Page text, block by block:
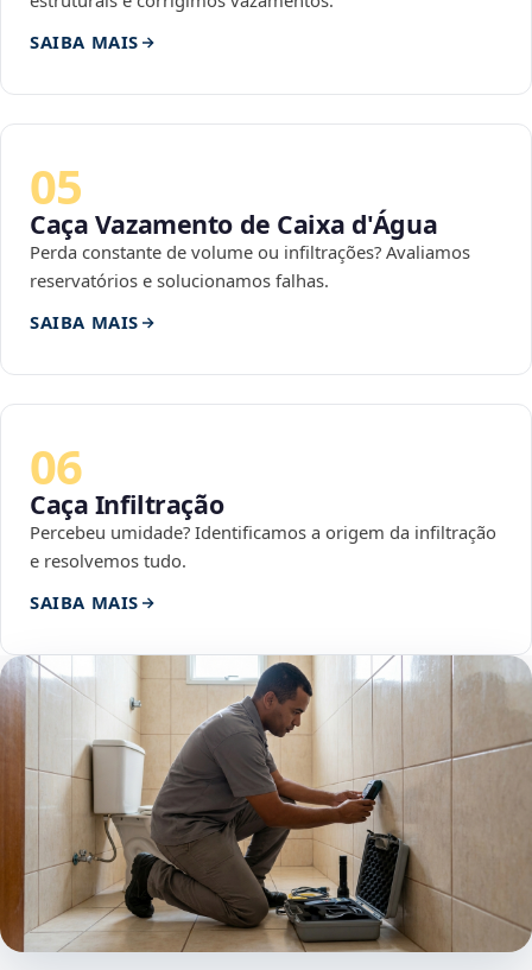
SAIBA MAIS
05
Caça Vazamento de Caixa d'Água
Perda constante de volume ou infiltrações? Avaliamos
reservatórios e solucionamos falhas.
SAIBA MAIS
06
Caça Infiltração
Percebeu umidade? Identificamos a origem da infiltração
e resolvemos tudo.
SAIBA MAIS